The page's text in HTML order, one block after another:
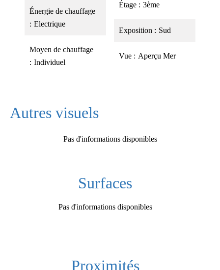
Énergie de chauffage
Electrique
Moyen de chauffage
Individuel
Étage 3ème
Exposition Sud
Vue Aperçu Mer
Autres visuels
Pas d'informations disponibles
Surfaces
Pas d'informations disponibles
Proximités